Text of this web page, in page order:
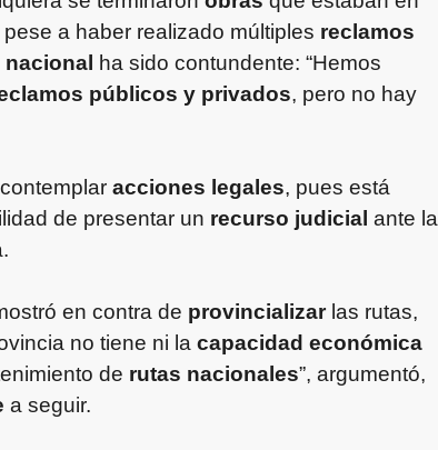
a haber realizado múltiples reclamos
nacional ha sido contundente: “Hemos
públicos y privados, pero no hay
acciones legales, pues está
de presentar un recurso judicial ante la
en contra de provincializarlas rutas,
no tiene ni la capacidad económica
de rutas nacionales”, argumentó,
a seguir.